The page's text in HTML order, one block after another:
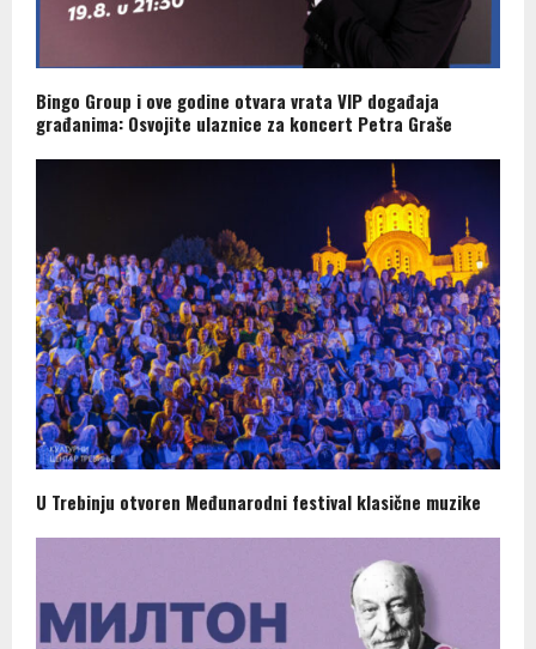
Bingo Group i ove godine otvara vrata VIP događaja
građanima: Osvojite ulaznice za koncert Petra Graše
U Trebinju otvoren Međunarodni festival klasične muzike